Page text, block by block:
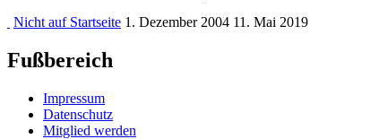
Nicht auf Startseite 1. Dezember 2004 11. Mai 2019
Fußbereich
Impressum
Datenschutz
Mitglied werden